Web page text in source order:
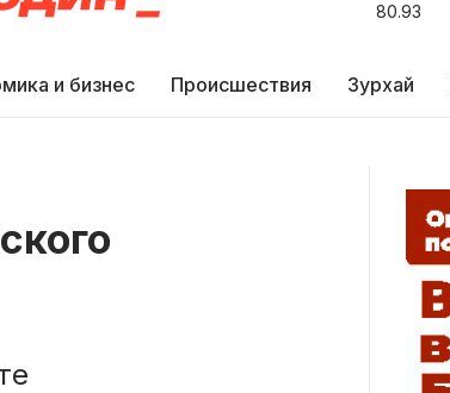
80.93
и бизнес Происшествия Зурхай